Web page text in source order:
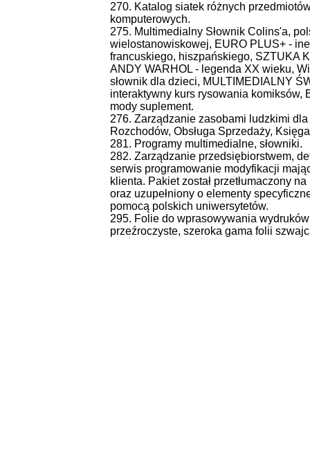
270. Katalog siatek różnych
komputerowych.
275. Multimedialny Słownik Colins'a,
wielostanowiskowej, EURO PLUS+ -
francuskiego, hiszpańskiego, SZTUKA
ANDY WARHOL - legenda XX wieku,
słownik dla dzieci, MULTIMEDIALNY
interaktywny kurs rysowania komiksów,
mody suplement.
276. Zarządzanie zasobami ludzkimi
Rozchodów, Obsługa Sprzedaży,
281. Programy multimedialne, słowniki.
282. Zarządzanie przedsiębiorstwem,
serwis programowanie modyfikacji
klienta. Pakiet został przetłumaczony
oraz uzupełniony o elementy
pomocą polskich uniwersytetów.
295. Folie do wprasowywania
przeźroczyste, szeroka gama folii